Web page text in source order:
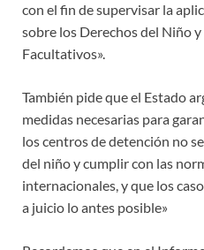
con el fin de supervisar la
sobre los Derechos del Niño
Facultativos».
También pide que el Estado
medidas necesarias para
los centros de detención no
del niño y cumplir con las
internacionales, y que los
a juicio lo antes posible»